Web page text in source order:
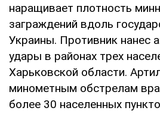
наращивает плотность
заграждений вдоль
Украины. Противник нанес
удары в районах трех
Харьковской области.
минометным обстрелам
более 30 населенных